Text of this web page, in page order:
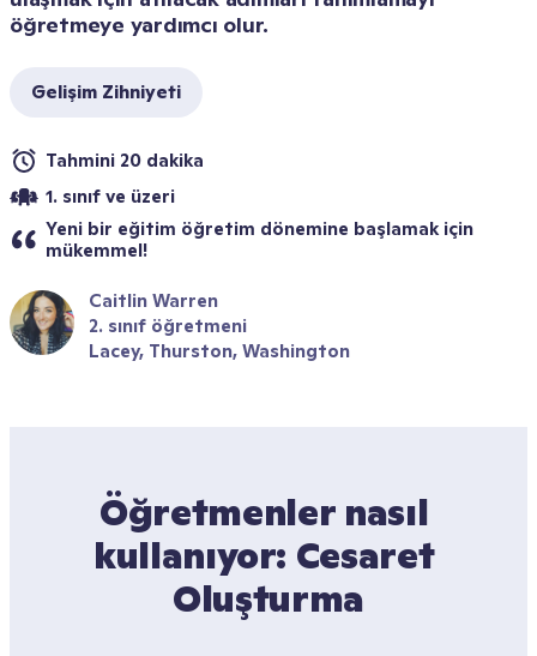
öğretmeye yardımcı olur.
Gelişim Zihniyeti
Tahmini 20 dakika
1. sınıf ve üzeri
Yeni bir eğitim öğretim dönemine başlamak için
mükemmel!
Caitlin Warren
2. sınıf öğretmeni
Lacey, Thurston, Washington
Öğretmenler nasıl
kullanıyor: Cesaret
Oluşturma